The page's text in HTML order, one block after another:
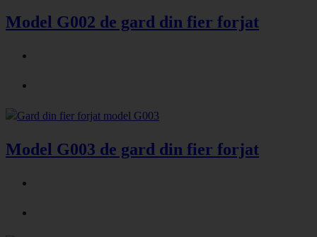
Model G002 de gard din fier forjat
Model G003 de gard din fier forjat